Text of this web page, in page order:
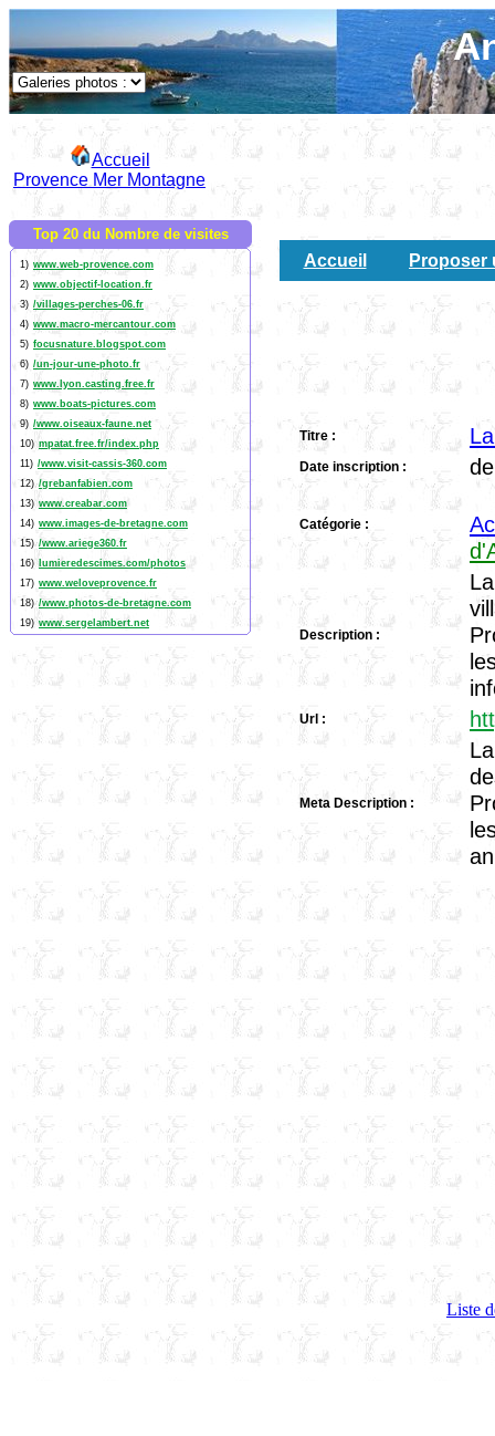
Accueil
Provence Mer Montagne
Top 20 du Nombre de visites
1) www.web-provence.com
2) www.objectif-location.fr
3) /villages-perches-06.fr
4) www.macro-mercantour.com
5) focusnature.blogspot.com
6) /un-jour-une-photo.fr
7) www.lyon.casting.free.fr
8) www.boats-pictures.com
9) /www.oiseaux-faune.net
10) mpatat.free.fr/index.php
11) /www.visit-cassis-360.com
12) /grebanfabien.com
13) www.creabar.com
14) www.images-de-bretagne.com
15) /www.ariege360.fr
16) lumieredescimes.com/photos
17) www.weloveprovence.fr
18) /www.photos-de-bretagne.com
19) www.sergelambert.net
Accueil Proposer
Titre :
Date inscription :
Catégorie :
Description :
Url :
Meta Description :
Liste